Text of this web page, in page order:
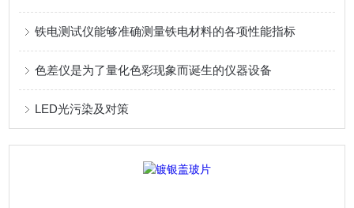
铁电测试仪能够准确测量铁电材料的各项性能指标
色差仪是为了量化色彩现象而诞生的仪器设备
LED光污染及对策